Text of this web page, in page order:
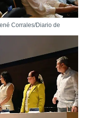
Corrales/Diario de